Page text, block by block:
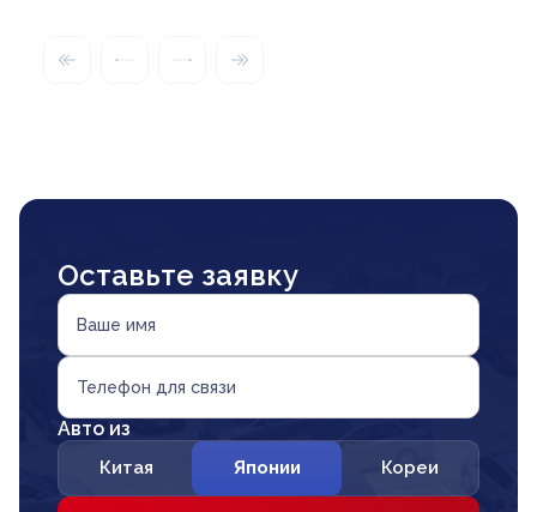
Оставьте заявку
Ваше имя
Телефон для связи
Авто из
Китая Японии Кореи